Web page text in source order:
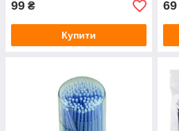
99 ₴
Купити
69